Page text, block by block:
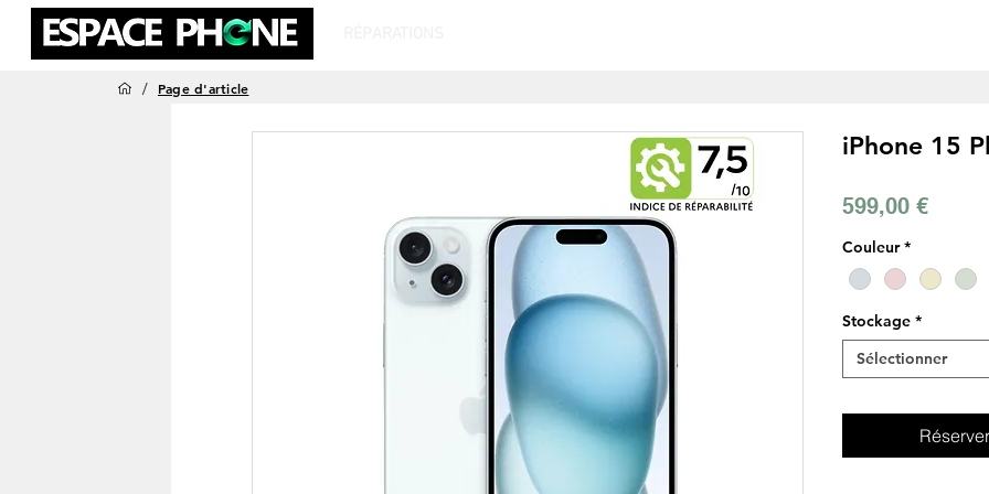
iPhone 15
599,00 €Prix
Couleur *
Stockage *
Sélectionner
/ Page d'article